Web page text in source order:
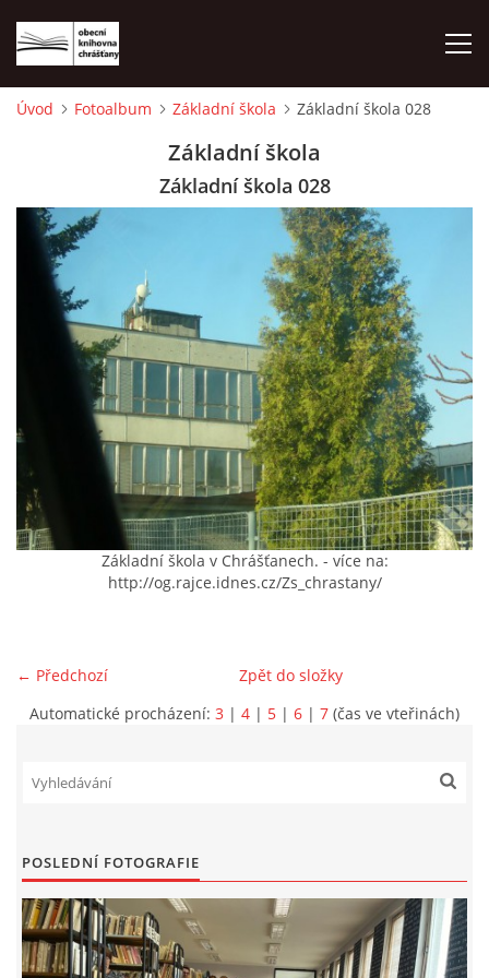
VÝPŮJČNÍ DOBA
KONTAKTY
ON-LINE KATALOG
WEBOVÁ KAMERA
VIDEA Z DRONU
"KNIHOBUDKY"
PROJEKT FLYNN "KNIHOVNA" CARSEN
E-KNIHY DO KAŽDÉ KNIHOVNY
GRANTY A DOTACE
Úvod Fotoalbum Základní škola Základní škola 028
Základní škola
Základní škola 028
Základní škola v Chrášťanech. - více na:
http://og.rajce.idnes.cz/Zs_chrastany/
← Předchozí
Zpět do složky
Automatické procházení: 3 | 4 | 5 | 6 | 7 (čas ve vteřinách)
POSLEDNÍ FOTOGRAFIE